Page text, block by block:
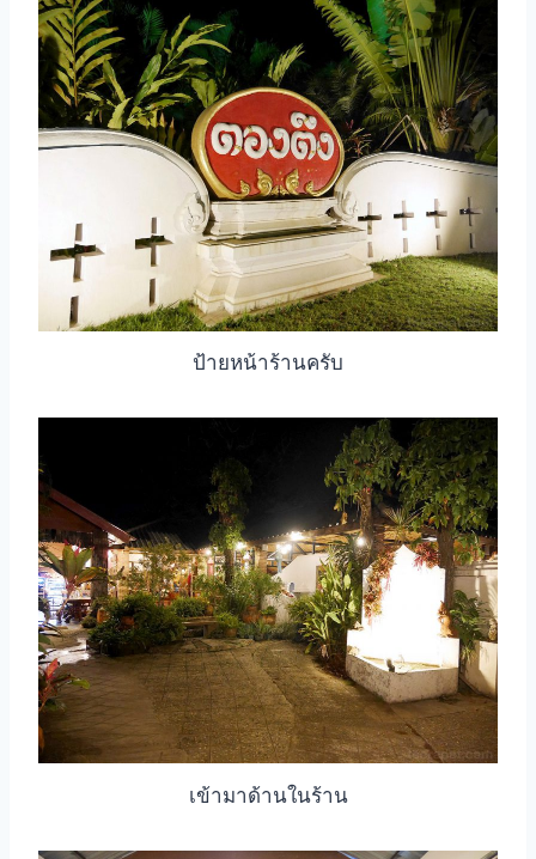
ป้ายหน้าร้านครับ
เข้ามาด้านในร้าน